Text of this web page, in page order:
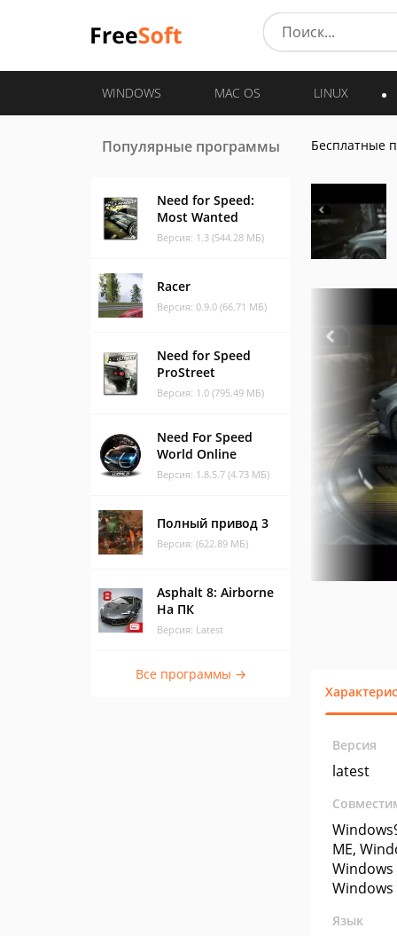
WINDOWS MAC OS LINUX
Популярные программы
Need for Speed:
Most Wanted
Версия: 1.3 (544.28 МБ)
Racer
Версия: 0.9.0 (66.71 МБ)
Need for Speed
ProStreet
Версия: 1.0 (795.49 МБ)
Need For Speed
World Online
Версия: 1.8.5.7 (4.73 МБ)
Полный привод 3
Версия: (622.89 МБ)
Asphalt 8: Airborne
На ПК
Версия: Latest
Все программы →
Бесплатные
Версия
latest
ME,
Windows
Windows
Язык